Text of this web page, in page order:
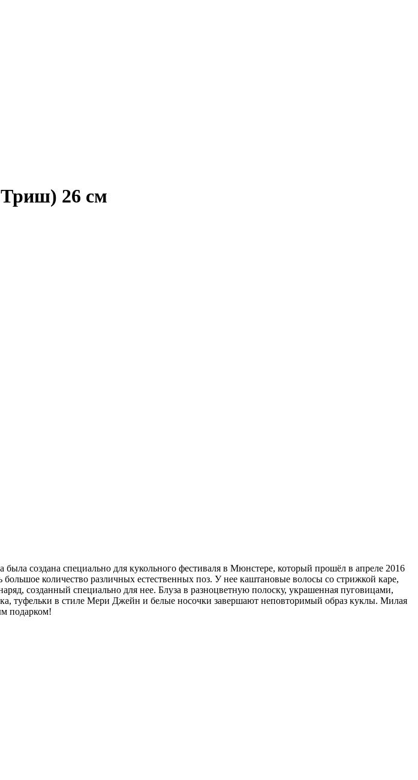
26 см
создана специально для кукольного фестиваля в Мюнстере, который прошёл в апреле 2016
количество различных естественных поз. У нее каштановые волосы со стрижкой каре,
созданный специально для нее. Блуза в разноцветную полоску, украшенная пуговицами,
туфельки в стиле Мери Джейн и белые носочки завершают неповторимый образ куклы. Милая
подарком!